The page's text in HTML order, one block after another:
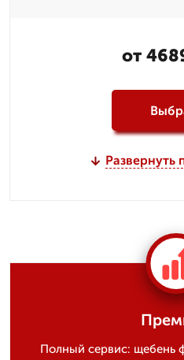
от
Развернуть
Полный сервис: щебень